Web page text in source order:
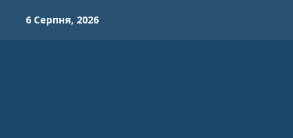
6 Серпня, 2026